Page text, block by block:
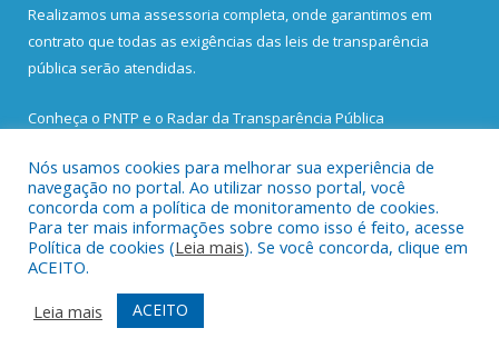
Realizamos uma assessoria completa, onde garantimos em
contrato que todas as exigências das leis de transparência
pública serão atendidas.
Conheça o PNTP e o Radar da Transparência Pública
Todos os direitos reservados a Prefeitura Municipal de Santa
Bárbara do Pará.
Mapa do Site
Acessar Área Administrativa
Acessar Webmail
Nós usamos cookies para melhorar sua experiência de
navegação no portal. Ao utilizar nosso portal, você
concorda com a política de monitoramento de cookies.
Para ter mais informações sobre como isso é feito, acesse
Política de cookies (Leia mais). Se você concorda, clique em
ACEITO.
Leia mais
ACEITO